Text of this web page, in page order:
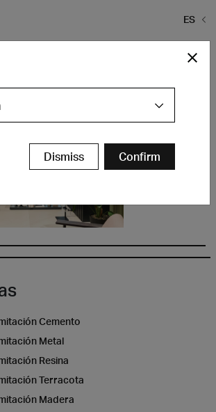
ES
Cemento
Metal
Resina
Terracota
Madera
Dismiss Confirm